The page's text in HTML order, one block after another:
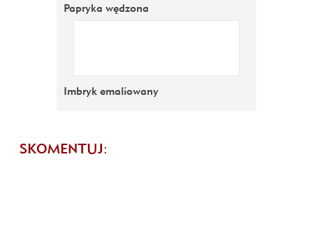
Papryka wędzona
Imbryk emaliowany
SKOMENTUJ: